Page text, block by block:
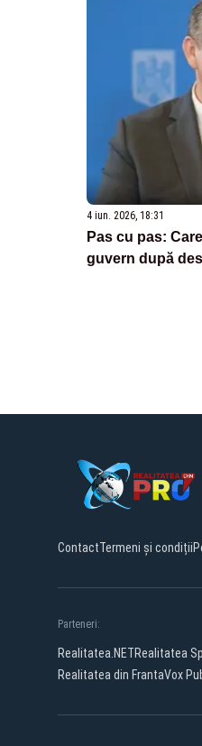
4 iun. 2026, 18:31
Pas cu pas:
guvern după
ContactTermeni și condiții
Parteneri:
Realitatea.NETRealitatea
Realitatea din FrantaVox